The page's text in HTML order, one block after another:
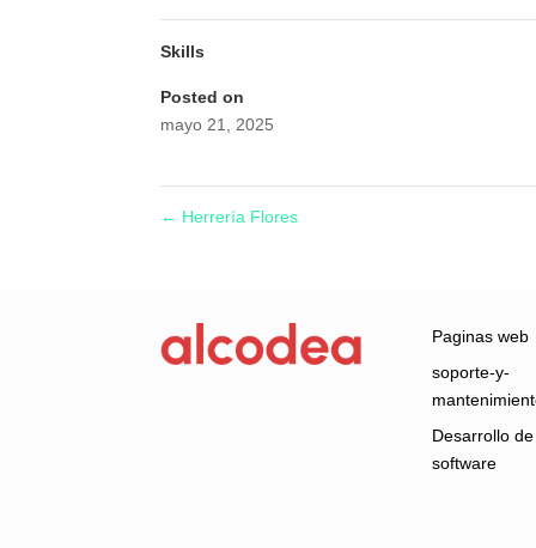
Skills
Posted on
mayo 21, 2025
← Herrería Flores
Paginas web
soporte-y-
Desarrollo de
software